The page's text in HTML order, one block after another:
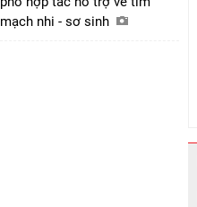
mạch nhi - sơ sinh